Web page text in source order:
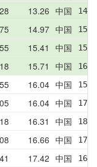
13.26 中国
14.97 中国
15.41 中国
15.71 中国
16.04 中国
16.04 中国
16.31 中国
16.66 中国
17.42 中国